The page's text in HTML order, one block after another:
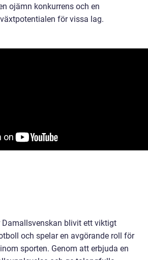
ojämn konkurrens och en
för vissa lag.
blivit ett viktigt
och spelar en avgörande roll för
sporten. Genom att erbjuda en